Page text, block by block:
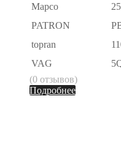
Mapco
PATRON
topran
VAG
(0 отзывов)
Подробнее